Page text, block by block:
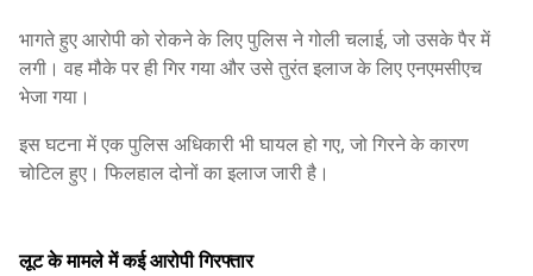
भागते हुए आरोपी को रोकने के लिए पुलिस ने गोली चलाई, जो उसके पैर में
लगी। वह मौके पर ही गिर गया और उसे तुरंत इलाज के लिए एनएमसीएच
भेजा गया।
इस घटना में एक पुलिस अधिकारी भी घायल हो गए, जो गिरने के कारण
चोटिल हुए। फिलहाल दोनों का इलाज जारी है।
लूट के मामले में कई आरोपी गिरफ्तार